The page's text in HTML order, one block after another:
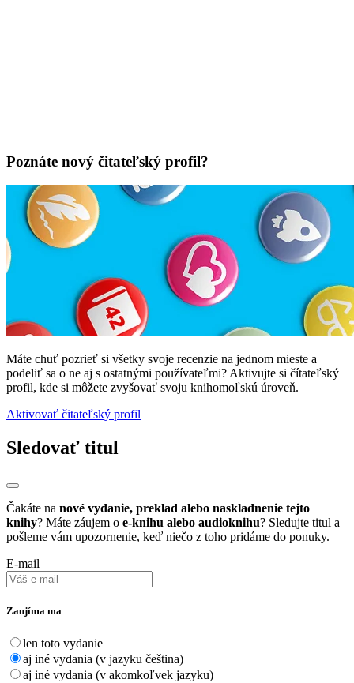
Poznáte nový čitateľský profil?
Máte chuť pozrieť si všetky svoje recenzie na jednom mieste a
podeliť sa o ne aj s ostatnými používateľmi? Aktivujte si čítateľský
profil, kde si môžete zvyšovať svoju knihomoľskú úroveň.
Aktivovať čitateľský profil
Sledovať titul
Čakáte na nové vydanie, preklad alebo naskladnenie tejto
knihy? Máte záujem o e-knihu alebo audioknihu? Sledujte titul a
pošleme vám upozornenie, keď niečo z toho pridáme do ponuky.
E-mail
Zaujíma ma
len toto vydanie
aj iné vydania (v jazyku čeština)
aj iné vydania (v akomkoľvek jazyku)